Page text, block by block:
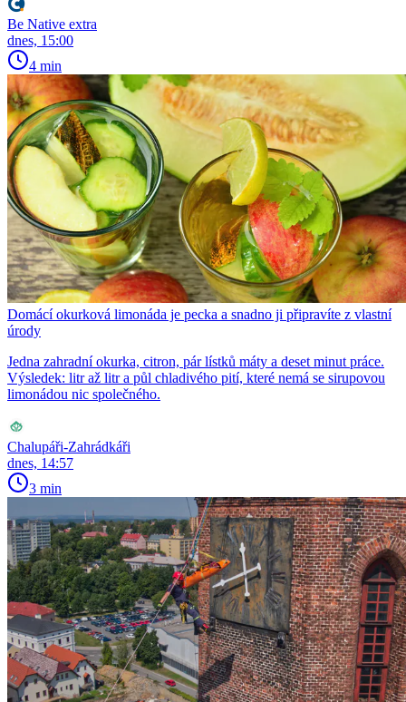
Be Native extra
dnes, 15:00
4 min
Domácí okurková limonáda je pecka a snadno ji připravíte z vlastní
úrody
Jedna zahradní okurka, citron, pár lístků máty a deset minut práce.
Výsledek: litr až litr a půl chladivého pití, které nemá se sirupovou
limonádou nic společného.
Chalupáři-Zahrádkáři
dnes, 14:57
3 min